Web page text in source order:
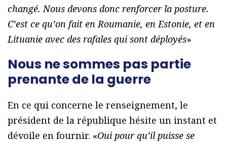
changé. Nous devons donc renforcer la posture.
C’est ce qu’on fait en Roumanie, en Estonie, et en
Lituanie avec des rafales qui sont déployés»
Nous ne sommes pas partie
prenante de la guerre
En ce qui concerne le renseignement, le
président de la république hésite un instant et
dévoile en fournir. «Oui pour qu’il puisse se